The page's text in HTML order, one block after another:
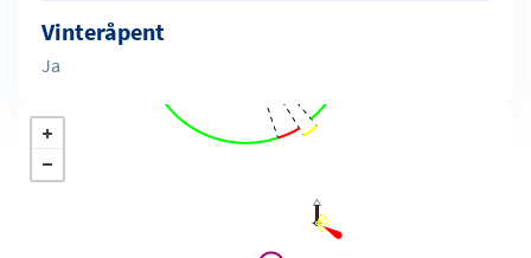
Vinteråpent
Ja